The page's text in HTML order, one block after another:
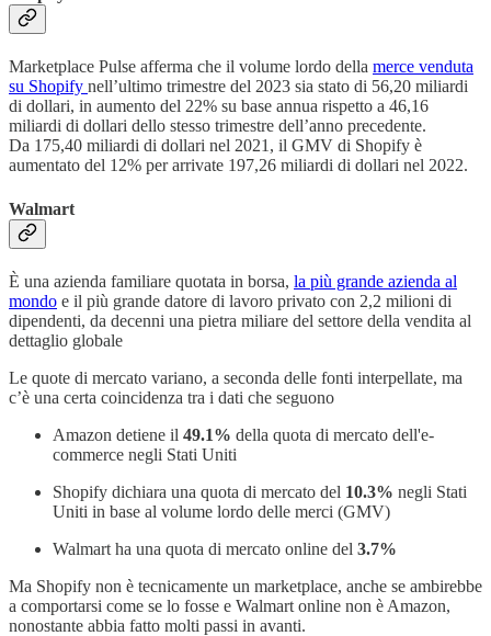
Marketplace Pulse afferma che il volume lordo della merce venduta
su Shopify nell’ultimo trimestre del 2023 sia stato di 56,20 miliardi
di dollari, in aumento del 22% su base annua rispetto a 46,16
miliardi di dollari dello stesso trimestre dell’anno precedente.
Da 175,40 miliardi di dollari nel 2021, il GMV di Shopify è
aumentato del 12% per arrivate 197,26 miliardi di dollari nel 2022.
Walmart
È una azienda familiare quotata in borsa, la più grande azienda al
mondo e il più grande datore di lavoro privato con 2,2 milioni di
dipendenti, da decenni una pietra miliare del settore della vendita al
dettaglio globale
Le quote di mercato variano, a seconda delle fonti interpellate, ma
c’è una certa coincidenza tra i dati che seguono
Amazon detiene il 49.1% della quota di mercato dell'e-
commerce negli Stati Uniti
Shopify dichiara una quota di mercato del 10.3% negli Stati
Uniti in base al volume lordo delle merci (GMV)
Walmart ha una quota di mercato online del 3.7%
Ma Shopify non è tecnicamente un marketplace, anche se ambirebbe
a comportarsi come se lo fosse e Walmart online non è Amazon,
nonostante abbia fatto molti passi in avanti.